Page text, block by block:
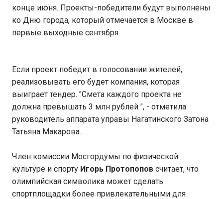
конце июня. Проекты-победители будут выполнены
ко Дню города, который отмечается в Москве в
первые выходные сентября.
Если проект победит в голосовании жителей,
реализовывать его будет компания, которая
выиграет тендер. "Смета каждого проекта не
должна превышать 3 млн рублей ", - отметила
руководитель аппарата управы Нагатинского Затона
Татьяна Макарова.
Член комиссии Мосгордумы по физической
культуре и спорту Игорь Протопопов считает, что
олимпийская символика может сделать
спортплощадки более привлекательными для